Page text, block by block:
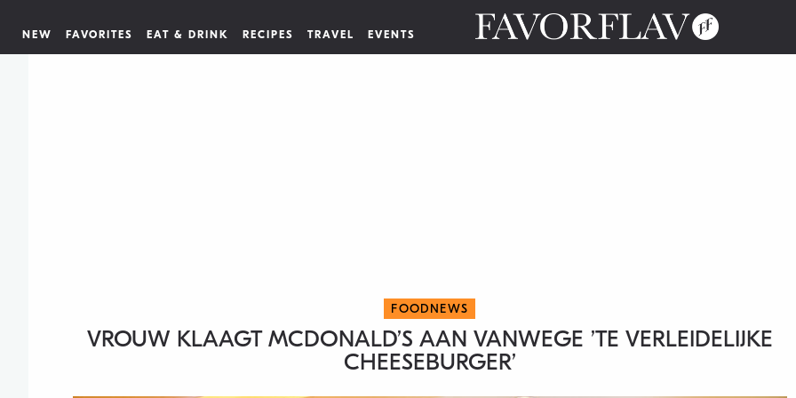
NEW FAVORITES EAT & DRINK RECIPES TRAVEL EVENTS
FOODNEWS
VROUW KLAAGT MCDONALD’S AAN VANWEGE ’TE VERLEIDELIJKE
CHEESEBURGER’